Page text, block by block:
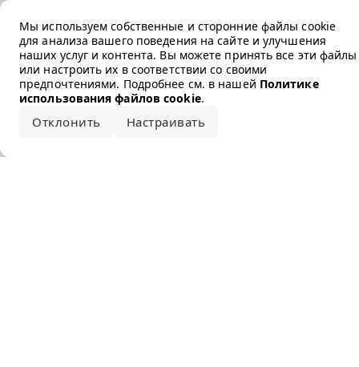
Мы используем собственные и сторонние файлы cookie
для анализа вашего поведения на сайте и улучшения
наших услуг и контента. Вы можете принять все эти файлы
или настроить их в соответствии со своими
предпочтениями. Подробнее см. в нашей Политике
использования файлов cookie.
Отклонить Настраивать
Error loading the brand